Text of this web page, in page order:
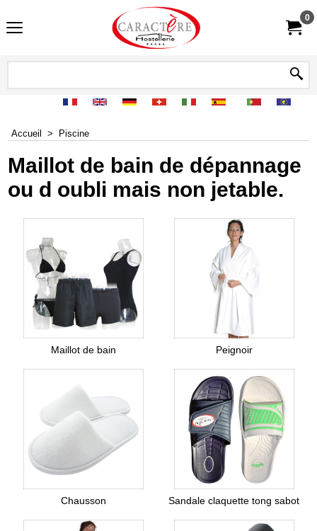
0
Accueil > Piscine
Maillot de bain de dépannage
ou d oubli mais non jetable.
Maillot de bain Peignoir
Chausson Sandale claquette tong sabot